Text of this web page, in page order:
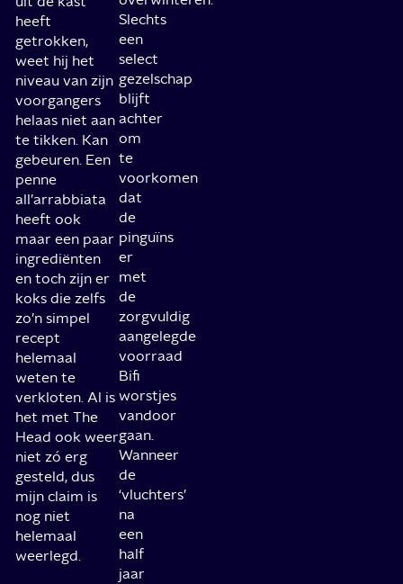
heeft
getrokken,
weet hij het
niveau van zijn
voorgangers
helaas niet aan
te tikken. Kan
gebeuren. Een
penne
all’arrabbiata
heeft ook
maar een paar
ingrediënten
en toch zijn er
koks die zelfs
zo’n simpel
recept
helemaal
weten te
verkloten. Al is
het met The
Head ook weer
niet zó erg
gesteld, dus
mijn claim is
nog niet
helemaal
weerlegd.
Slechts
een
select
gezelschap
blijft
achter
om
te
voorkomen
dat
de
pinguïns
er
met
de
zorgvuldig
aangelegde
voorraad
Bifi
worstjes
vandoor
gaan.
Wanneer
de
‘vluchters’
na
een
half
jaar